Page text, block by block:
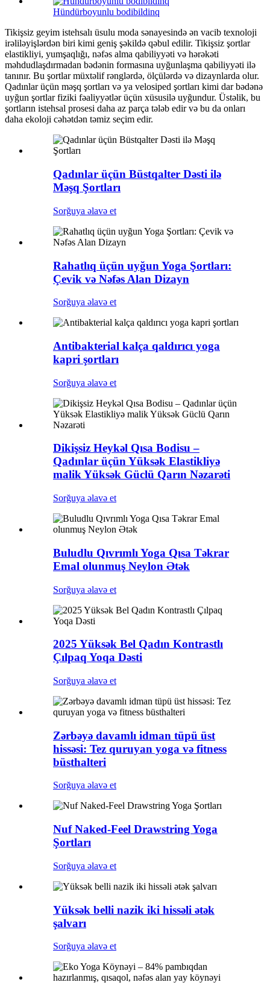
Hündürboyunlu bodibildinq
Tikişsiz geyim istehsalı üsulu moda sənayesində ən vacib texnoloji
irəliləyişlərdən biri kimi geniş şəkildə qəbul edilir. Tikişsiz şortlar
elastikliyi, yumşaqlığı, nəfəs alma qabiliyyəti və hərəkəti
məhdudlaşdırmadan bədənin formasına uyğunlaşma qabiliyyəti ilə
tanınır. Bu şortlar müxtəlif rənglərdə, ölçülərdə və dizaynlarda olur.
Qadınlar üçün məşq şortları və ya velosiped şortları kimi dar bədənə
uyğun şortlar fiziki fəaliyyətlər üçün xüsusilə uyğundur. Üstəlik, bu
şortların istehsal prosesi daha az parça tələb edir və bu da onları
daha ekoloji cəhətdən təmiz seçim edir.
Qadınlar üçün Büstqalter Dəsti ilə
Məşq Şortları
Sorğuya əlavə et
Rahatlıq üçün uyğun Yoga Şortları:
Çevik və Nəfəs Alan Dizayn
Sorğuya əlavə et
Antibakterial kalça qaldırıcı yoga
kapri şortları
Sorğuya əlavə et
Dikişsiz Heykəl Qısa Bodisu –
Qadınlar üçün Yüksək Elastikliyə
malik Yüksək Güclü Qarın Nəzarəti
Sorğuya əlavə et
Buludlu Qıvrımlı Yoga Qısa Təkrar
Emal olunmuş Neylon Ətək
Sorğuya əlavə et
2025 Yüksək Bel Qadın Kontrastlı
Çılpaq Yoqa Dəsti
Sorğuya əlavə et
Zərbəyə davamlı idman tüpü üst
hissəsi: Tez quruyan yoga və fitness
büsthalteri
Sorğuya əlavə et
Nuf Naked-Feel Drawstring Yoga
Şortları
Sorğuya əlavə et
Yüksək belli nazik iki hissəli ətək
şalvarı
Sorğuya əlavə et